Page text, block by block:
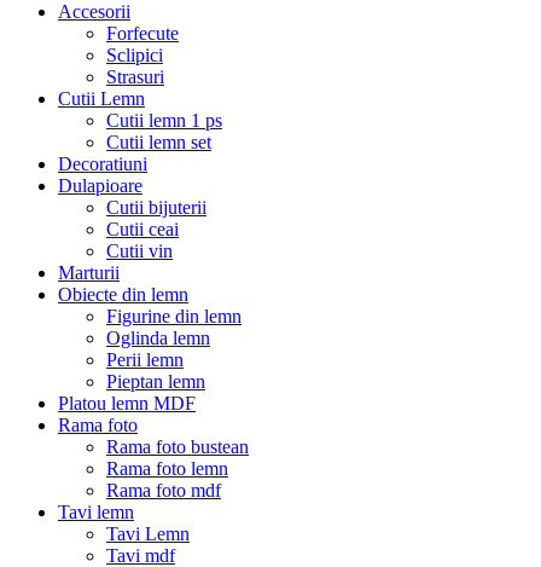
Accesorii
Forfecute
Sclipici
Strasuri
Cutii Lemn
Cutii lemn 1 ps
Cutii lemn set
Decoratiuni
Dulapioare
Cutii bijuterii
Cutii ceai
Cutii vin
Marturii
Obiecte din lemn
Figurine din lemn
Oglinda lemn
Perii lemn
Pieptan lemn
Platou lemn MDF
Rama foto
Rama foto bustean
Rama foto lemn
Rama foto mdf
Tavi lemn
Tavi Lemn
Tavi mdf